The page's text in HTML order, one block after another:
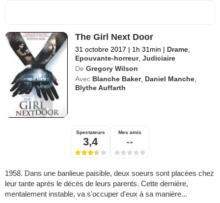
The Girl Next Door
31 octobre 2017 | 1h 31min | Drame,
Epouvante-horreur,Judiciaire
De Gregory Wilson
Avec Blanche Baker, Daniel Manche,
Blythe Auffarth
Spectateurs
3,4
Mes amis
--
1958. Dans une banlieue paisible, deux soeurs sont placées chez
leur tante après le décès de leurs parents. Cette dernière,
mentalement instable, va s'occuper d'eux à sa manière...